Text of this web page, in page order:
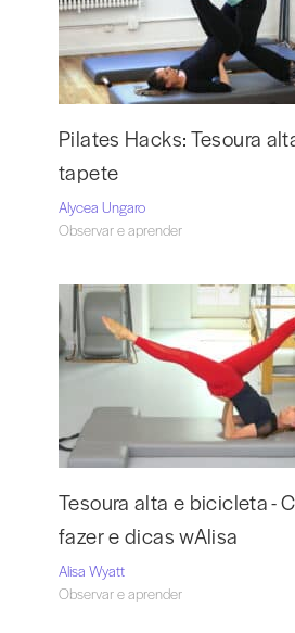
Pilates Hacks: Tesoura
tapete
Alycea Ungaro
Observar e aprender
Tesoura alta e bicicleta -
fazer e dicas wAlisa
Alisa Wyatt
Observar e aprender